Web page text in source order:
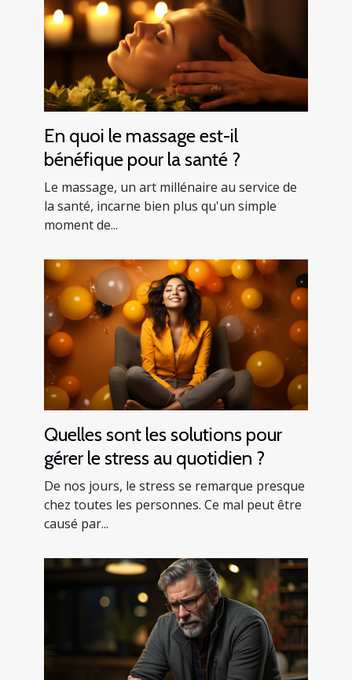
En quoi le massage est-il
bénéfique pour la santé ?
Le massage, un art millénaire au service de
la santé, incarne bien plus qu'un simple
moment de...
Quelles sont les solutions pour
gérer le stress au quotidien ?
De nos jours, le stress se remarque presque
chez toutes les personnes. Ce mal peut être
causé par...